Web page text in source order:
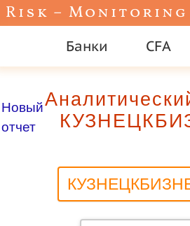
Risk – Monitoring
Банки CFA
Новый
отчет